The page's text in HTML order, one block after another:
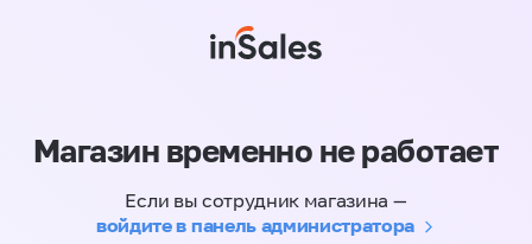
Магазин временно не работает
Если вы сотрудник магазина —
войдите в панель администратора